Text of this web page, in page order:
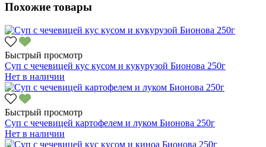
Похожие товары
Быстрый просмотр
Суп с чечевицей кус кусом и кукурузой Бионова 250г
Нет в наличии
Быстрый просмотр
Суп с чечевицей картофелем и луком Бионова 250г
Нет в наличии